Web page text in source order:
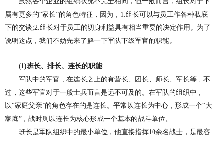
属有更多的“家长”的角色特征，因为， 1.组长可以与员工作各种私底
下的交谈;2.组长对于员工的切身利益具有相当重要的决定作用。为了
说明这点，我们不妨先来了解一下军队下级军官的职能。
(1)班长、排长、连长的职能
军队中的军官，在连长之上的有营长、团长、师长、军长等，不
过，这些军官对于一般士兵而言是远不可及的。在军队的组织中，
以“家庭父亲”的角色存在的是连长。平常以连长为中心，形成一个“大
家庭”，战时则以连长为核心形成一个基本的战斗单位。
班长是军队组织中的最小单位，他直接指挥10余名战士，是最容